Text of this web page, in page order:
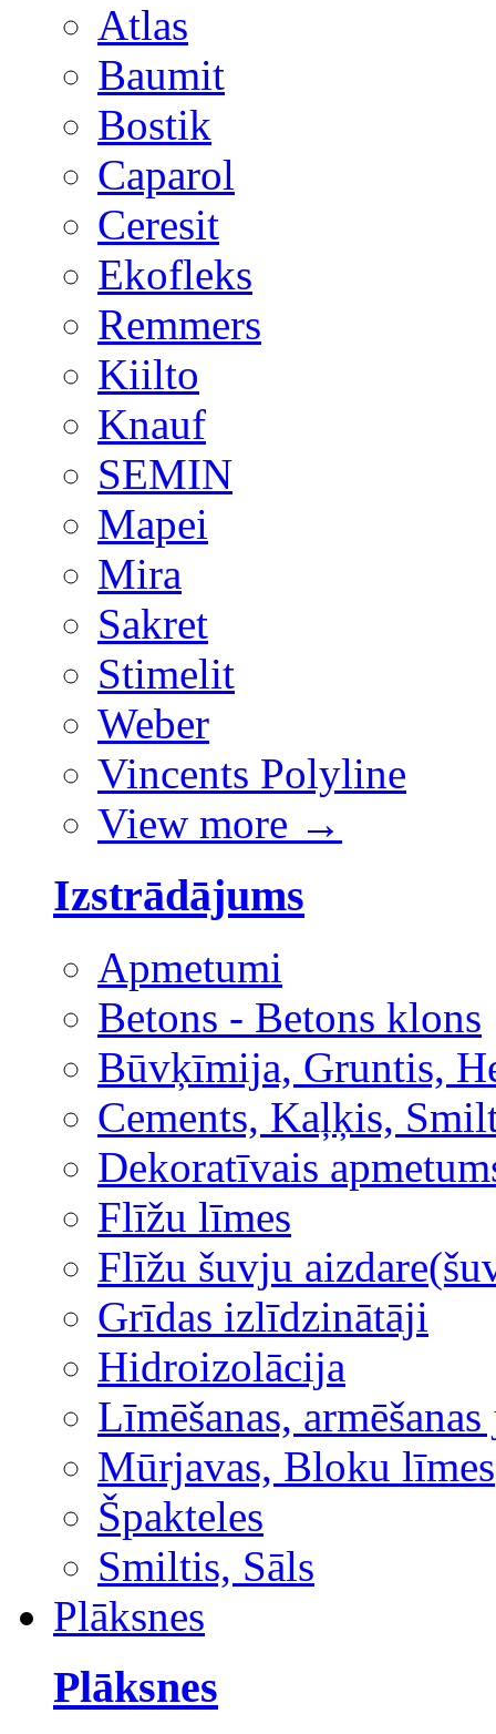
Atlas
Baumit
Bostik
Caparol
Ceresit
Ekofleks
Remmers
Kiilto
Knauf
SEMIN
Mapei
Mira
Sakret
Stimelit
Weber
Vincents Polyline
View more →
Izstrādājums
Apmetumi
Betons - Betons klons
Būvķīmija, Gruntis,
Cements, Kaļķis,
Dekoratīvais
Flīžu līmes
Flīžu šuvju
Grīdas izlīdzinātāji
Hidroizolācija
Līmēšanas, armēšanas
Mūrjavas, Bloku līmes
Špakteles
Smiltis, Sāls
Plāksnes
Plāksnes